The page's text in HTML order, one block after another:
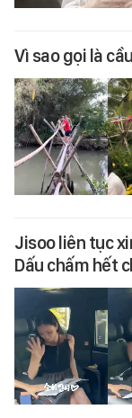
Vì sao gọi là
Jisoo liên tục
Dấu chấm hết